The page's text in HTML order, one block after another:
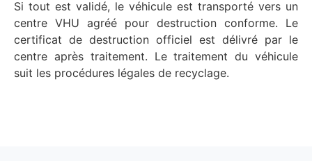
Si tout est validé, le véhicule est transporté vers un
centre VHU agréé pour destruction conforme. Le
certificat de destruction officiel est délivré par le
centre après traitement. Le traitement du véhicule
suit les procédures légales de recyclage.